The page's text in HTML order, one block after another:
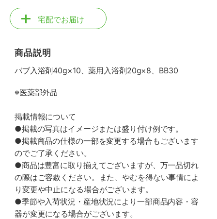
宅配でお届け
商品説明
バブ入浴剤40g×10、薬用入浴剤20g×8、BB30
※医薬部外品
掲載情報について
●掲載の写真はイメージまたは盛り付け例です。
●掲載商品の仕様の一部を変更する場合もございます
のでご了承ください。
●商品は豊富に取り揃えてございますが、万一品切れ
の際はご容赦ください。また、やむを得ない事情によ
り変更や中止になる場合がございます。
●季節や入荷状況・産地状況により一部商品内容・容
器が変更になる場合がございます。